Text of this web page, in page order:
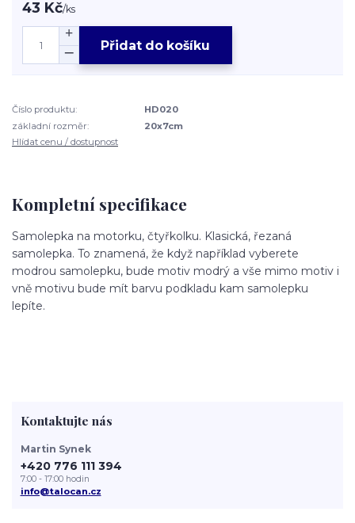
43 Kč/ks
Přidat do košíku
Číslo produktu:
HD020
základní rozměr:
20x7cm
Hlídat cenu / dostupnost
Kompletní specifikace
Samolepka na motorku, čtyřkolku. Klasická, řezaná
samolepka. To znamená, že když například vyberete
modrou samolepku, bude motiv modrý a vše mimo motiv i
vně motivu bude mít barvu podkladu kam samolepku
lepíte.
Kontaktujte nás
Martin Synek
+420 776 111 394
7:00 - 17:00 hodin
info@talocan.cz